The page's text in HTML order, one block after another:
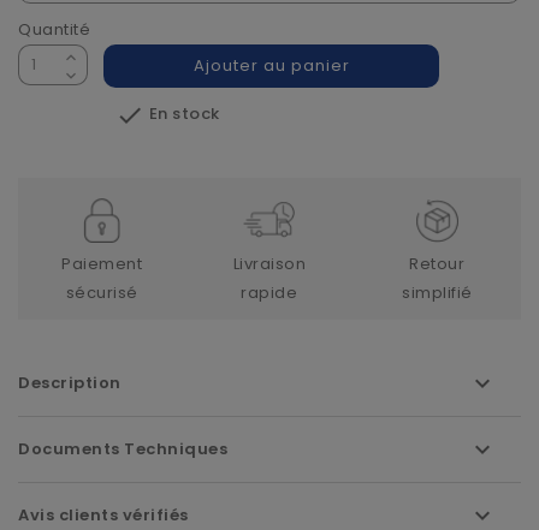
Quantité
Ajouter au panier
 En stock
Paiement
sécurisé
Livraison
rapide
Retour
simplifié
Description
Documents Techniques
Avis clients vérifiés